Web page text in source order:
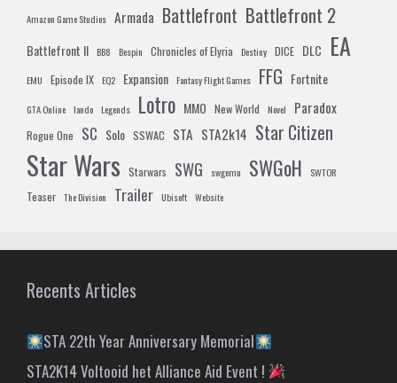
Amazon Game Studios Armada Battlefront Battlefront 2
Battlefront II BB8 Bespin Chronicles of Elyria Destiny DICE DLC EA
EMU Episode IX EQ2 Expansion Fantasy Flight Games FFG Fortnite
GTA Online lando Legends Lotro MMO New World Novel Paradox
Rogue One SC Solo SSWAC STA STA2k14 Star Citizen
Star Wars Starwars SWG swgemu SWGoH SWTOR
Teaser The Division Trailer Ubisoft Website
Recents Articles
STA 22th Year Anniversary Memorial
STA2K14 Voltooid het Alliance Aid Event !